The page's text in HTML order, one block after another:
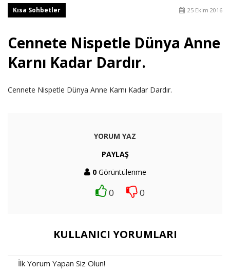
Kısa Sohbetler 25 Ekim 2016
Cennete Nispetle Dünya Anne
Karnı Kadar Dardır.
Cennete Nispetle Dünya Anne Karnı Kadar Dardır.
YORUM YAZ
PAYLAŞ
0Görüntülenme
0 0
KULLANICI YORUMLARI
İlk Yorum Yapan Siz Olun!